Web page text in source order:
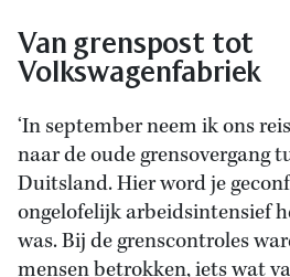
Van grenspost tot
Volkswagenfabriek
‘In september neem ik ons
naar de oude grensovergang
Duitsland. Hier word je
ongelofelijk arbeidsintensief
was. Bij de grenscontroles
mensen betrokken, iets wat